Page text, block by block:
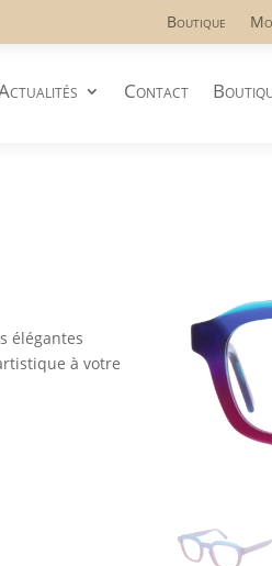
Boutique
Contact
élégantes
à votre